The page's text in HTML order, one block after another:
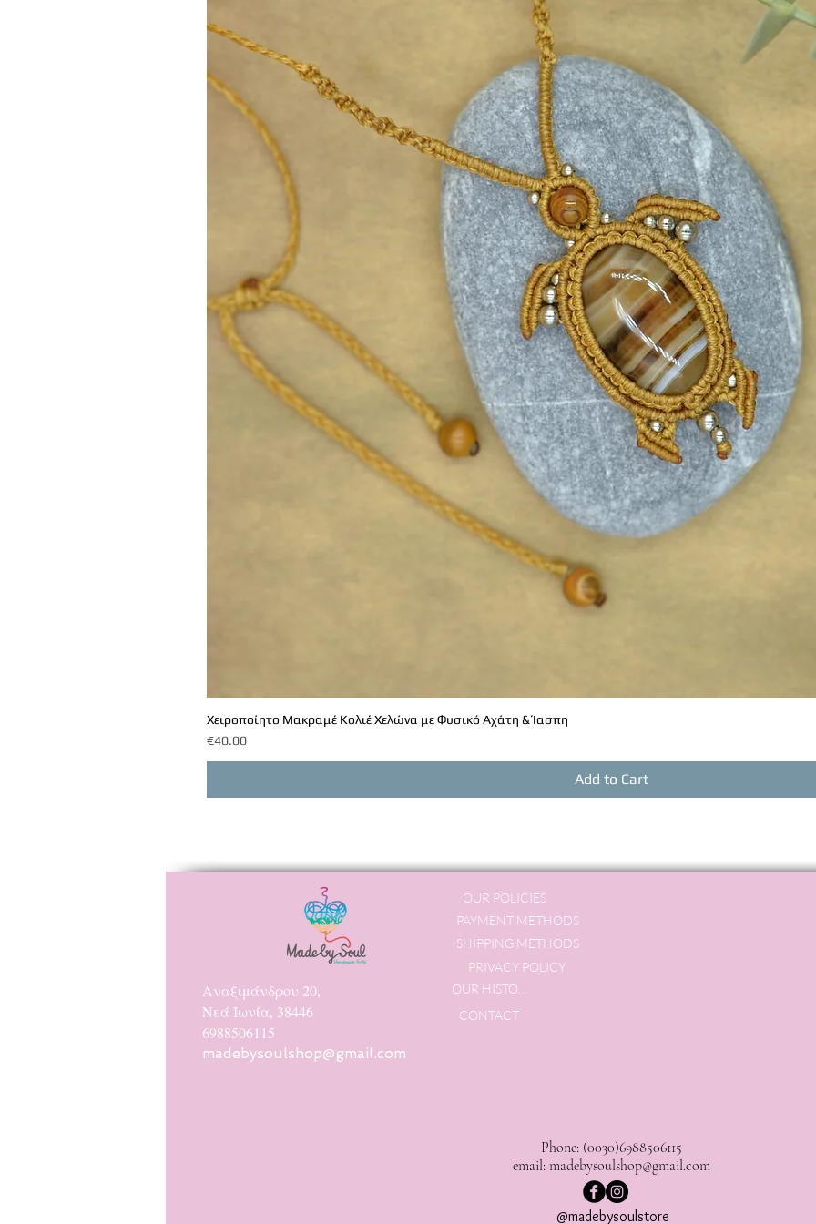
Χειροποίητο Μακραμέ Κολιέ Χελώνα με Φυσικό Αχάτη & Ίασπη
Price
€40.00
Add to Cart
Αναξιμάνδρου 20,
Νεά Ιωνία, 38446
6988506115
madebysoulshop@gmail.com
OUR POLICIES
PAYMENT METHODS
SHIPPING METHODS
PRIVACY POLICY
CONTACT
Phone: (0030)6988506115
email: madebysoulshop@gmail.com
@madebysoulstore